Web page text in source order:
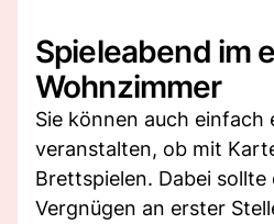
Spieleabend im
Wohnzimmer
Sie können auch einfach
veranstalten, ob mit
Brettspielen. Dabei sollte
Vergnügen an erster